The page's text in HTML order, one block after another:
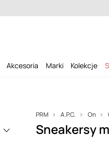
Akcesoria Marki Kolekcje
PRM A.P.C. On
Sneakersy